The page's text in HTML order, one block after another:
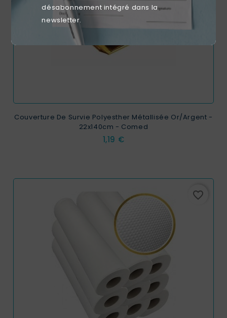
désabonnement intégré dans la
newsletter.
Couverture De Survie Polyesther Métallisée Or/argent -
22x140cm - Comed
Prix
1,19 €
favorite_border